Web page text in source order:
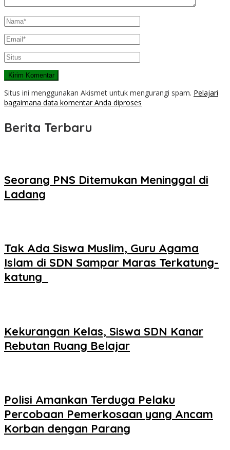
Situs ini menggunakan Akismet untuk mengurangi spam. Pelajari
bagaimana data komentar Anda diproses
Berita Terbaru
Seorang PNS Ditemukan Meninggal di
Ladang
Tak Ada Siswa Muslim, Guru Agama
Islam di SDN Sampar Maras Terkatung-
katung ‎
Kekurangan Kelas, Siswa SDN Kanar
Rebutan Ruang Belajar
Polisi Amankan Terduga Pelaku
Percobaan Pemerkosaan yang Ancam
Korban dengan Parang